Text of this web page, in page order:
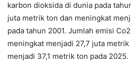
karbon dioksida di dunia pada
juta metrik ton dan meningkat
pada tahun 2001. Jumlah emisi
meningkat menjadi 27,7 juta
menjadi 37,1 metrik ton pada 2025.